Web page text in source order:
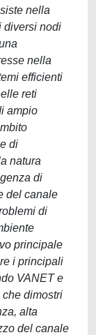
nella
diversi nodi
nella
efficienti
reti
ampio
di
natura
di
del canale
di
principale
i principali
VANET e
dimostri
alta
del canale